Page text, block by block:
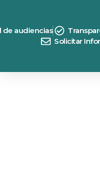
de audiencias
Solicitar